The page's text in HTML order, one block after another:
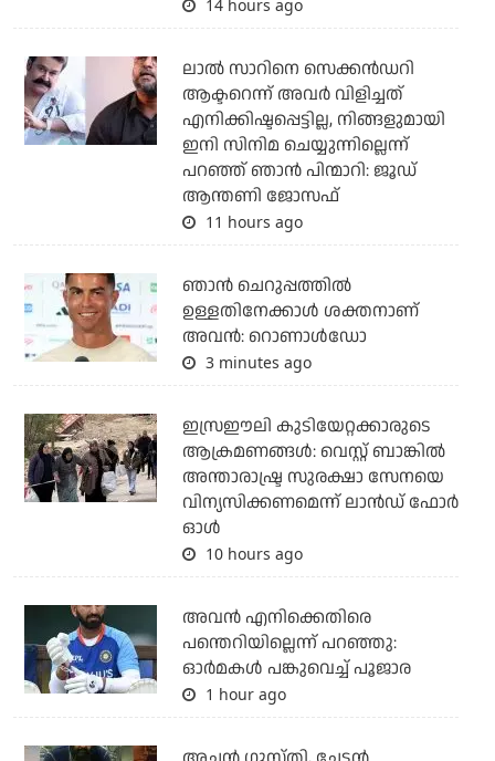
14 hours ago
ലാല്‍ സാറിനെ സെക്കന്‍ഡറി
ആക്ടറെന്ന് അവര്‍ വിളിച്ചത്
എനിക്കിഷ്ടപ്പെട്ടില്ല, നിങ്ങളുമായി
ഇനി സിനിമ ചെയ്യുന്നില്ലെന്ന്
പറഞ്ഞ് ഞാന്‍ പിന്മാറി: ജൂഡ്
ആന്തണി ജോസഫ്
11 hours ago
ഞാന്‍ ചെറുപ്പത്തില്‍
ഉള്ളതിനേക്കാള്‍ ശക്തനാണ്
അവന്‍: റൊണാള്‍ഡോ
3 minutes ago
ഇസ്രഈലി കുടിയേറ്റക്കാരുടെ
ആക്രമണങ്ങള്‍: വെസ്റ്റ് ബാങ്കില്‍
അന്താരാഷ്ട്ര സുരക്ഷാ സേനയെ
വിന്യസിക്കണമെന്ന് ലാന്‍ഡ് ഫോര്‍
ഓള്‍
10 hours ago
അവന്‍ എനിക്കെതിരെ
പന്തെറിയില്ലെന്ന് പറഞ്ഞു:
ഓര്‍മകള്‍ പങ്കുവെച്ച് പൂജാര
1 hour ago